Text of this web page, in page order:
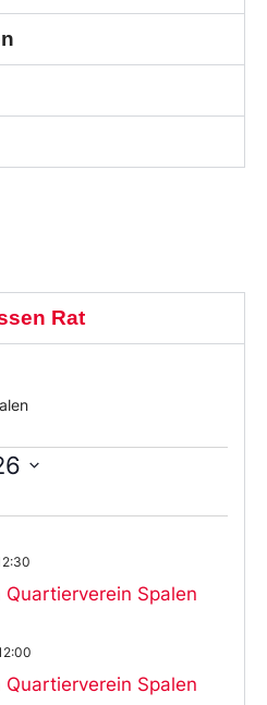
Rat
Quartierverein Spalen
Quartierverein Spalen